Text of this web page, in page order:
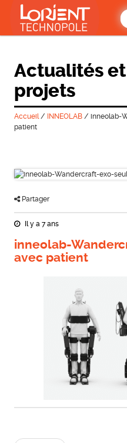
Actualités
projets
Accueil/ INNEOLAB/ inneolab-
patient
Partager
Il y a 7 ans
inneolab-
avec patient